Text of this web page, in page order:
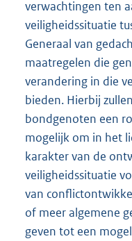
verwachtingen ten
veiligheidssituatie
Generaal van
maatregelen die
verandering in die
bieden. Hierbij
bondgenoten een
mogelijk om in het
karakter van de
veiligheidssituatie
van
of meer algemene
geven tot een